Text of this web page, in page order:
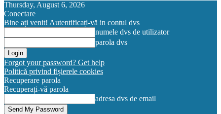
Thursday, August 6, 2026
Conectare
Bine ați venit! Autentificați-vă in contul dvs
numele dvs de utilizator
parola dvs
Forgot your password? Get help
Politică privind fișierele cookies
Recuperare parola
Recuperați-vă parola
adresa dvs de email